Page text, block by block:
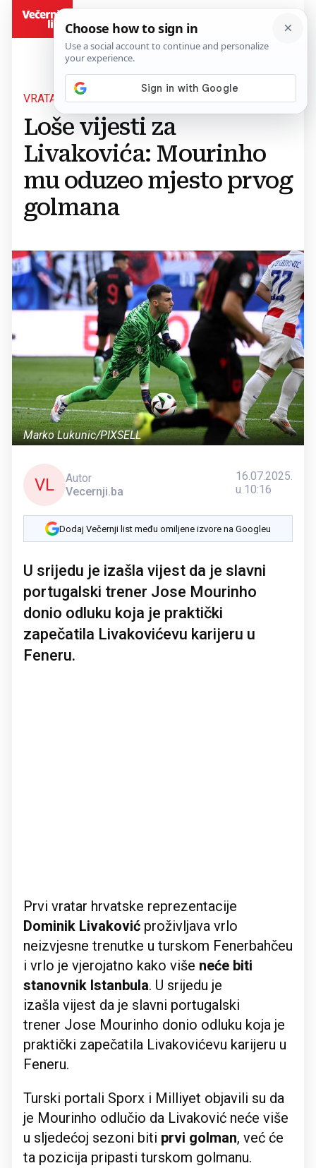
VRATAR HRVATSKE REPREZENTACIJE
Loše vijesti za
Livakovića: Mourinho
mu oduzeo mjesto prvog
golmana
Marko Lukunic/PIXSELL
VL
Autor
Vecernji.ba
16.07.2025.
u 10:16
Dodaj Večernji list među omiljene izvore na Googleu
U srijedu je izašla vijest da je slavni
portugalski trener Jose Mourinho
donio odluku koja je praktički
zapečatila Livakovićevu karijeru u
Feneru.
Prvi vratar hrvatske reprezentacije
Dominik Livaković proživljava vrlo
neizvjesne trenutke u turskom Fenerbahčeu
i vrlo je vjerojatno kako više neće biti
stanovnik Istanbula. U srijedu je
izašla vijest da je slavni portugalski
trener Jose Mourinho donio odluku koja je
praktički zapečatila Livakovićevu karijeru u
Feneru.
Turski portali Sporx i Milliyet objavili su da
je Mourinho odlučio da Livaković neće više
u sljedećoj sezoni biti prvi golman, već će
ta pozicija pripasti turskom golmanu.